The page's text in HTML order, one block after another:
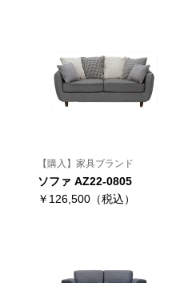
【購入】家具ブランド
ソファ AZ22-0805
￥126,500（税込）